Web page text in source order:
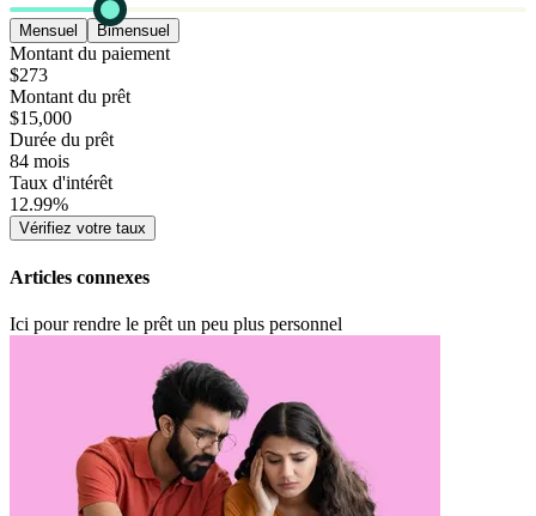
Mensuel Bimensuel
Montant du paiement
$273
Montant du prêt
$15,000
Durée du prêt
84 mois
Taux d'intérêt
12.99%
Vérifiez votre taux
Articles connexes
Ici pour rendre le prêt un peu plus personnel